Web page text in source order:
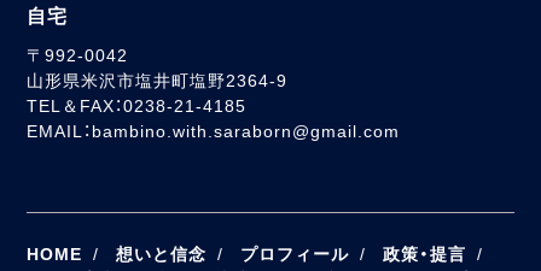
自宅
〒992-0042
山形県米沢市塩井町塩野2364-9
TEL＆FAX：0238-21-4185
EMAIL：bambino.with.saraborn@gmail.com
HOME 想いと信念 プロフィール
政策・提言